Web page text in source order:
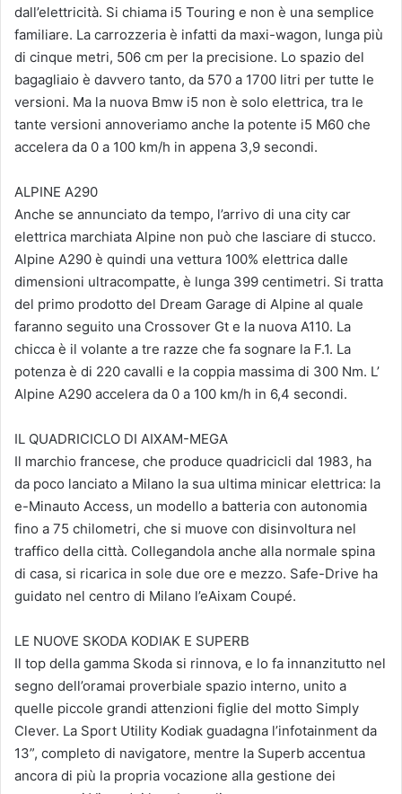
dall’elettricità. Si chiama i5 Touring e non è una semplice
familiare. La carrozzeria è infatti da maxi-wagon, lunga più
di cinque metri, 506 cm per la precisione. Lo spazio del
bagagliaio è davvero tanto, da 570 a 1700 litri per tutte le
versioni. Ma la nuova Bmw i5 non è solo elettrica, tra le
tante versioni annoveriamo anche la potente i5 M60 che
accelera da 0 a 100 km/h in appena 3,9 secondi.
ALPINE A290
Anche se annunciato da tempo, l’arrivo di una city car
elettrica marchiata Alpine non può che lasciare di stucco.
Alpine A290 è quindi una vettura 100% elettrica dalle
dimensioni ultracompatte, è lunga 399 centimetri. Si tratta
del primo prodotto del Dream Garage di Alpine al quale
faranno seguito una Crossover Gt e la nuova A110. La
chicca è il volante a tre razze che fa sognare la F.1. La
potenza è di 220 cavalli e la coppia massima di 300 Nm. L’
Alpine A290 accelera da 0 a 100 km/h in 6,4 secondi.
IL QUADRICICLO DI AIXAM-MEGA
Il marchio francese, che produce quadricicli dal 1983, ha
da poco lanciato a Milano la sua ultima minicar elettrica: la
e-Minauto Access, un modello a batteria con autonomia
fino a 75 chilometri, che si muove con disinvoltura nel
traffico della città. Collegandola anche alla normale spina
di casa, si ricarica in sole due ore e mezzo. Safe-Drive ha
guidato nel centro di Milano l’eAixam Coupé.
LE NUOVE SKODA KODIAK E SUPERB
Il top della gamma Skoda si rinnova, e lo fa innanzitutto nel
segno dell’oramai proverbiale spazio interno, unito a
quelle piccole grandi attenzioni figlie del motto Simply
Clever. La Sport Utility Kodiak guadagna l’infotainment da
13”, completo di navigatore, mentre la Superb accentua
ancora di più la propria vocazione alla gestione dei